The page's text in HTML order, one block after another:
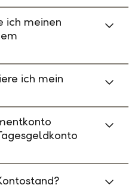
ich meinen
ich mein